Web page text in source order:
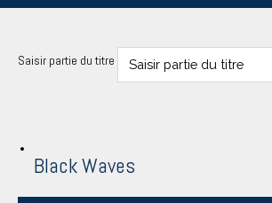
Saisir partie du titre
Black Waves